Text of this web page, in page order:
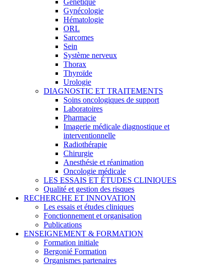
Génétique
Gynécologie
Hématologie
ORL
Sarcomes
Sein
Système nerveux
Thorax
Thyroïde
Urologie
DIAGNOSTIC ET TRAITEMENTS
Soins oncologiques de support
Laboratoires
Pharmacie
Imagerie médicale diagnostique et
interventionnelle
Radiothérapie
Chirurgie
Anesthésie et réanimation
Oncologie médicale
LES ESSAIS ET ÉTUDES CLINIQUES
Qualité et gestion des risques
RECHERCHE ET INNOVATION
Les essais et études cliniques
Fonctionnement et organisation
Publications
ENSEIGNEMENT & FORMATION
Formation initiale
Bergonié Formation
Organismes partenaires